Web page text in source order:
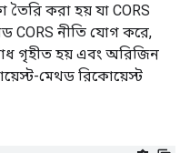
করা হয় যা CORS
CORS নীতি যোগ করে,
গৃহীত হয় এবং অরিজিন
মেথড রিকোয়েস্ট